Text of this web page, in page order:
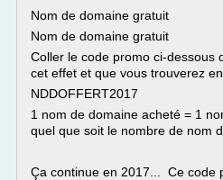
Nom de domaine gratuit
Nom de domaine gratuit
Coller le code promo ci-dessous
cet effet et que vous trouverez
NDDOFFERT2017
1 nom de domaine acheté = 1
quel que soit le nombre de nom
Ça continue en 2017... Ce code